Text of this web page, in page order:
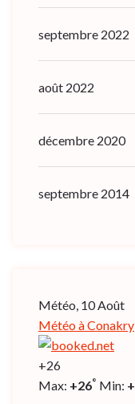
septembre 2022
août 2022
décembre 2020
septembre 2014
Météo, 10 Août
Météo à Conakry
+26
Max: +26° Min: +